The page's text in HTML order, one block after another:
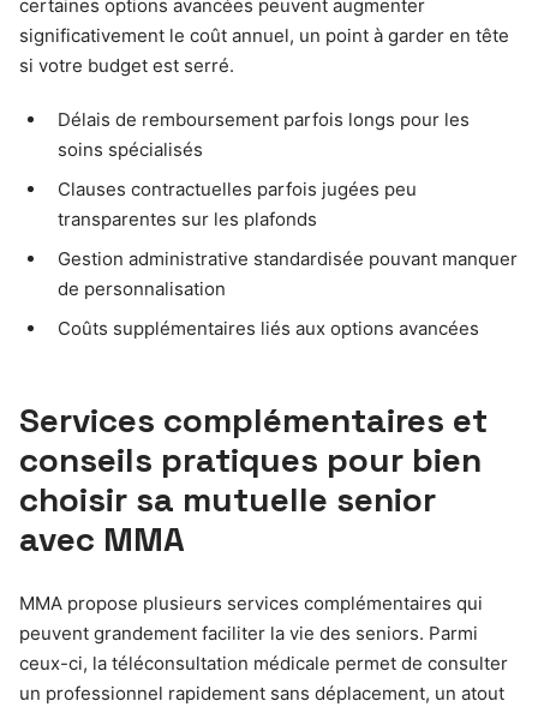
certaines options avancées peuvent augmenter
significativement le coût annuel, un point à garder en tête
si votre budget est serré.
Délais de remboursement parfois longs pour les
soins spécialisés
Clauses contractuelles parfois jugées peu
transparentes sur les plafonds
Gestion administrative standardisée pouvant manquer
de personnalisation
Coûts supplémentaires liés aux options avancées
Services complémentaires et
conseils pratiques pour bien
choisir sa mutuelle senior
avec MMA
MMA propose plusieurs services complémentaires qui
peuvent grandement faciliter la vie des seniors. Parmi
ceux-ci, la téléconsultation médicale permet de consulter
un professionnel rapidement sans déplacement, un atout